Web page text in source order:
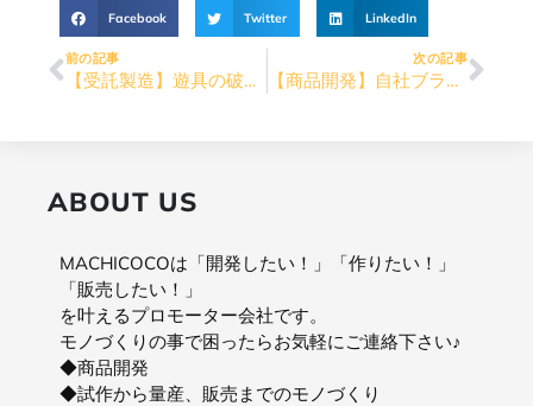
Facebook Twitter LinkedIn
前の記事
【受託製造】遊具の破損を修理・補強したい
次の記事
【商品開発】自社ブランドのエクステリア商材 企画・設計開発・製造
ABOUT US
MACHICOCOは「開発したい！」「作りたい！」
「販売したい！」
を叶えるプロモーター会社です。
モノづくりの事で困ったらお気軽にご連絡下さい♪
◆商品開発
◆試作から量産、販売までのモノづくり